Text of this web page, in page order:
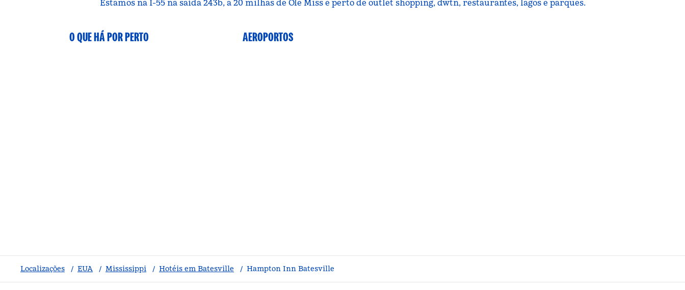
Estamos na I-55 na saída 243b, a 20 milhas de Ole Miss e perto de outlet shopping, dwtn, restaurantes, lagos e parques.
O QUE HÁ POR PERTO AEROPORTOS
Localizações / EUA / Mississippi / Hotéis em Batesville / Hampton Inn Batesville